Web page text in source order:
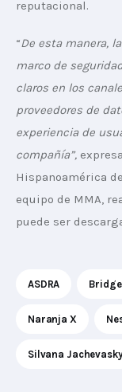
reputacional.
“De esta manera,
marco de
claros en los
proveedores de
experiencia de
compañía”,
Hispanoamérica
equipo de MMA,
puede ser
ASDRA Bridge
Naranja X
Silvana